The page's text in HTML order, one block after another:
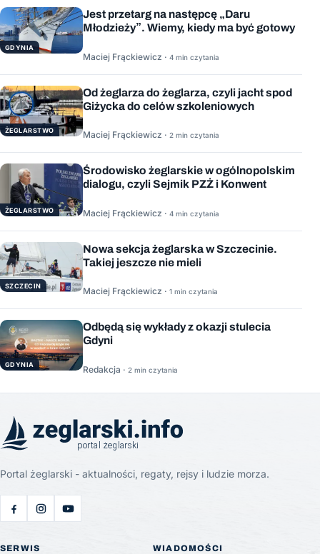
GDYNIA
Jest przetarg na następcę „Daru
Młodzieży”. Wiemy, kiedy ma być gotowy
Maciej Frąckiewicz · 4 min czytania
ŻEGLARSTWO
Od żeglarza do żeglarza, czyli jacht spod
Giżycka do celów szkoleniowych
Maciej Frąckiewicz · 2 min czytania
ŻEGLARSTWO
Środowisko żeglarskie w ogólnopolskim
dialogu, czyli Sejmik PZŻ i Konwent
Maciej Frąckiewicz · 4 min czytania
SZCZECIN
Nowa sekcja żeglarska w Szczecinie.
Takiej jeszcze nie mieli
Maciej Frąckiewicz · 1 min czytania
GDYNIA
Odbędą się wykłady z okazji stulecia
Gdyni
Redakcja · 2 min czytania
Portal żeglarski - aktualności, regaty, rejsy i ludzie morza.
SERWIS WIADOMOŚCI